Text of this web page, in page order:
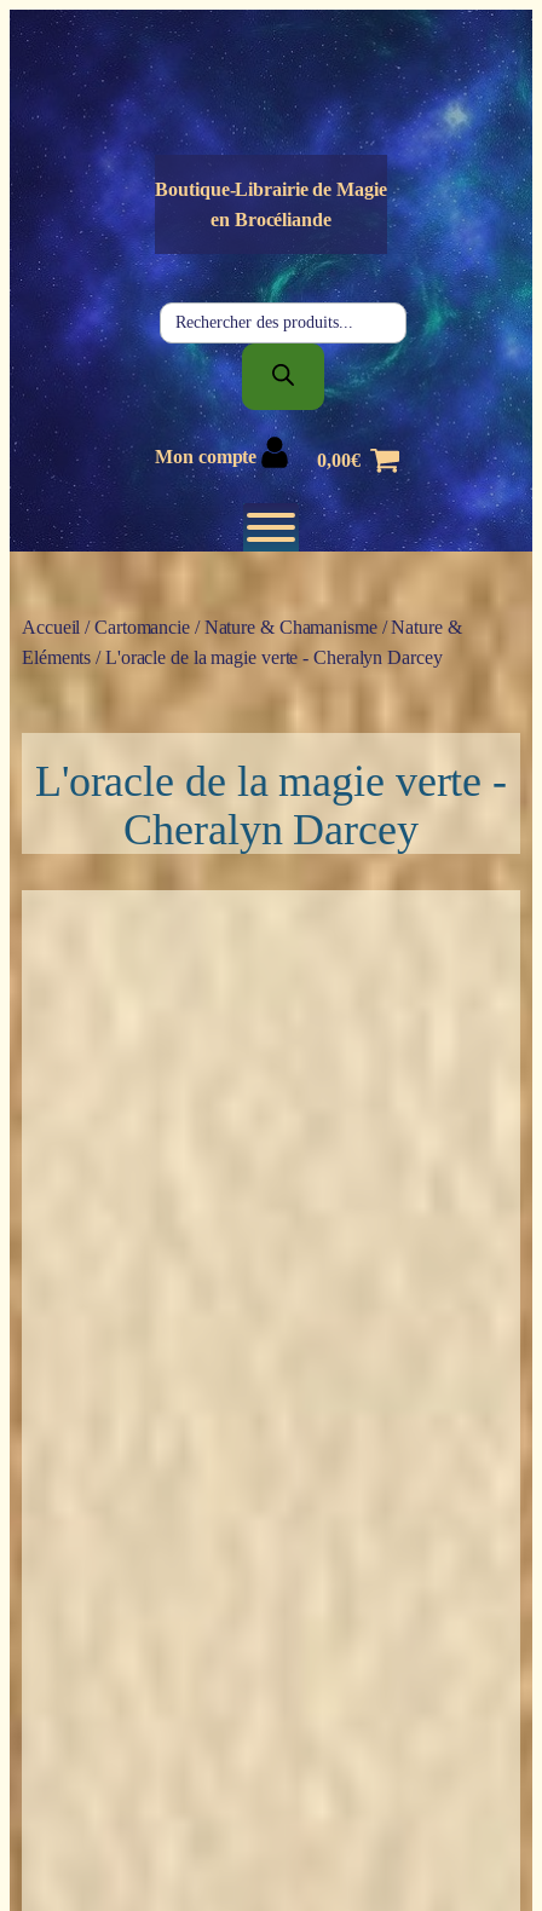
Panneau de gestion des cookies
Boutique-Librairie deMagie
en Brocéliande
Recherche
de
produits
Mon compte 0,00€
Accueil /Cartomancie/Nature & Chamanisme/Nature &
Eléments / L'oracle de la magie verte - Cheralyn Darcey
L'oracle de la magie verte -
Cheralyn Darcey